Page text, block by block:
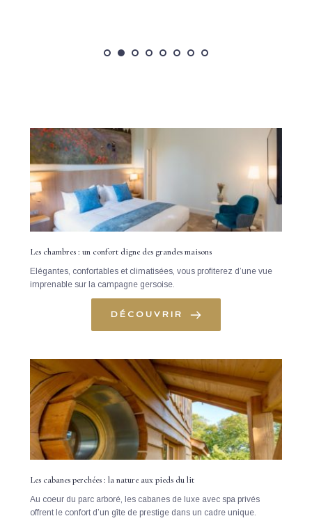
Les chambres : un confort digne des grandes maisons
Elégantes, confortables et climatisées, vous profiterez d’une vue
imprenable sur la campagne gersoise.
DÉCOUVRIR
Les cabanes perchées : la nature aux pieds du lit
Au coeur du parc arboré, les cabanes de luxe avec spa privés
offrent le confort d’un gîte de prestige dans un cadre unique.